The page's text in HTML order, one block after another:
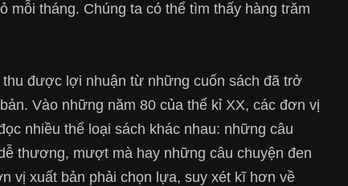
mỗi tháng. Chúng ta có thể tìm thấy hàng trăm
được lợi nhuận từ những cuốn sách đã trở
Vào những năm 80 của thế kỉ XX, các đơn vị
nhiều thể loại sách khác nhau: những câu
thương, mượt mà hay những câu chuyện đen
vị xuất bản phải chọn lựa, suy xét kĩ hơn về